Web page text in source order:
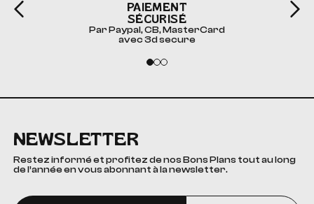
PAIEMENT
SÉCURISÉ
Par Paypal, CB, MasterCard
avec 3d secure
NEWSLETTER
Restez informé et profitez de nos Bons Plans tout au long
de l’année en vous abonnant à la newsletter.